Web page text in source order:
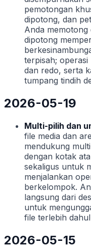
pemotongan
dipotong, dan
Anda memotong
dipotong
terpisah;
dan redo, serta
tumpang tindih
2026-05-19
Multi-pilih dan
file media dan
mendukung
dengan kotak
sekaligus untuk
menjalankan
berkelompok.
langsung dari
untuk
file terlebih
2026-05-15